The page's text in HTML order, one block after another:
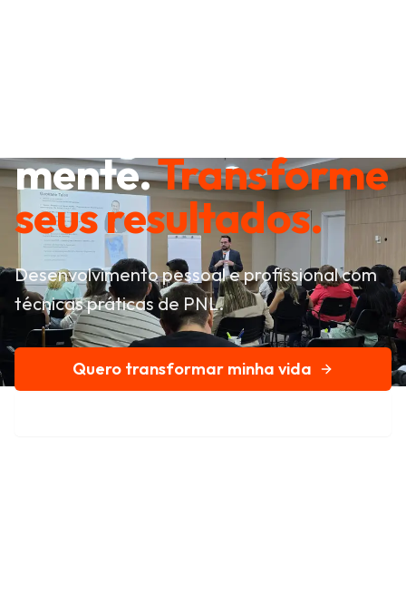
mente.Transforme
seus resultados.
Desenvolvimento pessoal e profissional com
técnicas práticas de PNL.
Quero transformar minha vida